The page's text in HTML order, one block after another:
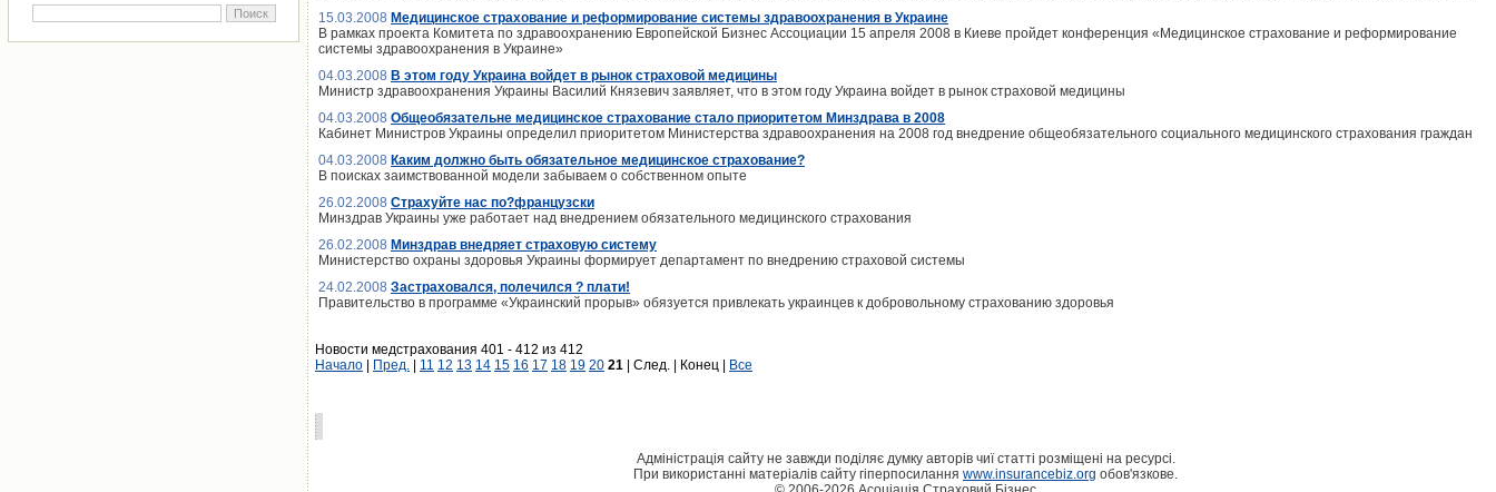
15.03.2008 Медицинское страхование и реформирование системы здравоохранения в Украине
В рамках проекта Комитета по здравоохранению Европейской Бизнес Ассоциации 15 апреля 2008 в Киеве пройдет конференция «Медицинское страхование и реформирование
системы здравоохранения в Украине»
04.03.2008 В этом году Украина войдет в рынок страховой медицины
Министр здравоохранения Украины Василий Князевич заявляет, что в этом году Украина войдет в рынок страховой медицины
04.03.2008 Общеобязательне медицинское страхование стало приоритетом Минздрава в 2008
Кабинет Министров Украины определил приоритетом Министерства здравоохранения на 2008 год внедрение общеобязательного социального медицинского страхования граждан
04.03.2008 Каким должно быть обязательное медицинское страхование?
В поисках заимствованной модели забываем о собственном опыте
26.02.2008 Страхуйте нас по?французски
Минздрав Украины уже работает над внедрением обязательного медицинского страхования
26.02.2008 Минздрав внедряет страховую систему
Министерство охраны здоровья Украины формирует департамент по внедрению страховой системы
24.02.2008 Застраховался, полечился ? плати!
Правительство в программе «Украинский прорыв» обязуется привлекать украинцев к добровольному страхованию здоровья
Новости медстрахования 401 - 412 из 412
Начало
Пред. 11 12 13 14 15 16 17 18 19 20 21 | След. | Конец | Все
Адміністрація сайту не завжди поділяє думку авторів чиї статті розміщені на ресурсі.
При використанні матеріалів сайту гіперпосилання www.insurancebiz.org обов'язкове.